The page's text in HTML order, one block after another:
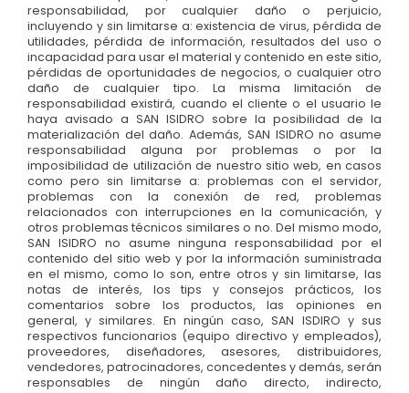
responsabilidad, por cualquier daño o perjuicio,
incluyendo y sin limitarse a: existencia de virus, pérdida de
utilidades, pérdida de información, resultados del uso o
incapacidad para usar el material y contenido en este sitio,
pérdidas de oportunidades de negocios, o cualquier otro
daño de cualquier tipo. La misma limitación de
responsabilidad existirá, cuando el cliente o el usuario le
haya avisado a SAN ISIDRO sobre la posibilidad de la
materialización del daño. Además, SAN ISIDRO no asume
responsabilidad alguna por problemas o por la
imposibilidad de utilización de nuestro sitio web, en casos
como pero sin limitarse a: problemas con el servidor,
problemas con la conexión de red, problemas
relacionados con interrupciones en la comunicación, y
otros problemas técnicos similares o no. Del mismo modo,
SAN ISIDRO no asume ninguna responsabilidad por el
contenido del sitio web y por la información suministrada
en el mismo, como lo son, entre otros y sin limitarse, las
notas de interés, los tips y consejos prácticos, los
comentarios sobre los productos, las opiniones en
general, y similares. En ningún caso, SAN ISDIRO y sus
respectivos funcionarios (equipo directivo y empleados),
proveedores, diseñadores, asesores, distribuidores,
vendedores, patrocinadores, concedentes y demás, serán
responsables de ningún daño directo, indirecto,